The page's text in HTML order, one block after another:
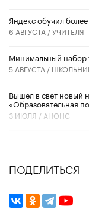
​Яндекс обучил
6 АВГУСТА /УЧИТЕЛЯ
Минимальный набор
5 АВГУСТА /
Вышел в свет новый
«Образовательная
3 ИЮЛЯ / АНОНС
ПОДЕЛИТЬСЯ